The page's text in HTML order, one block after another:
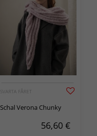
SVARTA FÅRET
Schal Verona Chunky
56,60 €